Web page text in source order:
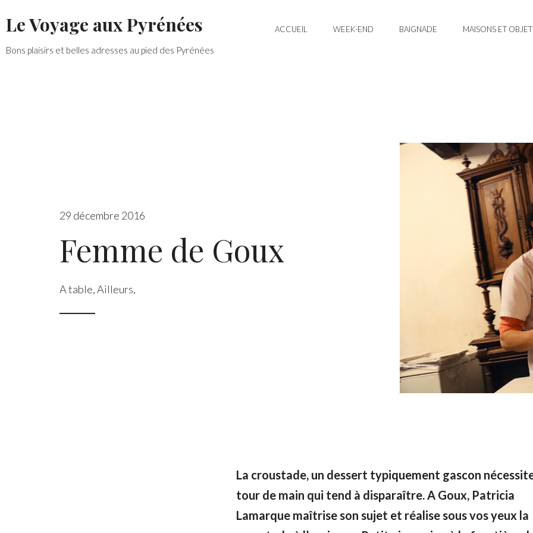
to
content
ACCUEIL WEEK-END BAIGNADE MAISONS ET
Le Voyage aux Pyrénées
Bons plaisirs et belles adresses au pied des Pyrénées
29 décembre 2016
Femme de Goux
A table,Ailleurs,
La croustade, un dessert typiquement gascon
tour de main qui tend à disparaître. A Goux, Patricia
Lamarque maîtrise son sujet et réalise sous vos yeux la